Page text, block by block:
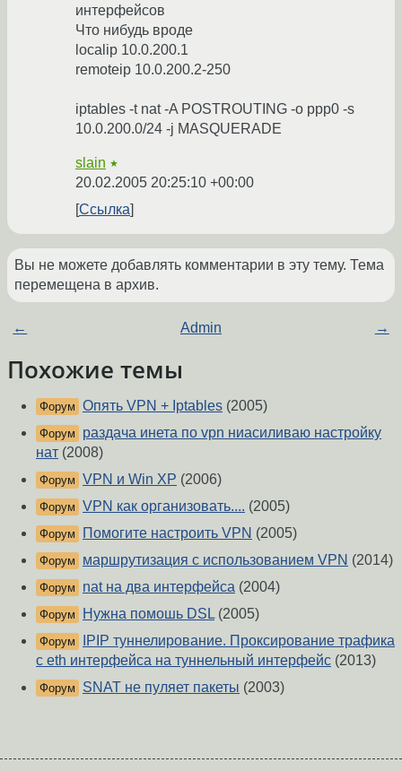
интерфейсов
Что нибудь вроде
localip 10.0.200.1
remoteip 10.0.200.2-250
iptables -t nat -A POSTROUTING -o ppp0 -s
10.0.200.0/24 -j MASQUERADE
slain ★
20.02.2005 20:25:10 +00:00
Ссылка
Вы не можете добавлять комментарии в эту тему. Тема
перемещена в архив.
← Admin →
Похожие темы
Форум Опять VPN + Iptables (2005)
Форум
раздача инета по vpn ниасиливаю настройку
нат (2008)
Форум VPN и Win XP (2006)
Форум VPN как организовать.... (2005)
Форум Помогите настроить VPN (2005)
Форум маршрутизация с использованием VPN (2014)
Форум nat на два интерфейса (2004)
Форум Нужна помошь DSL (2005)
Форум
IPIP туннелирование. Проксирование трафика
с eth интерфейса на туннельный интерфейс (2013)
Форум SNAT не пуляет пакеты (2003)